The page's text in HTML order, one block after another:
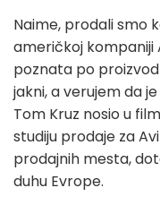
Naime, prodali smo
američkoj kompaniji
poznata po
jakni, a verujem da
Tom Kruz nosio u
studiju prodaje za
prodajnih mesta,
duhu Evrope.